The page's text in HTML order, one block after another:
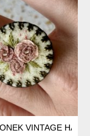
KASZUBSKA
VINTAGE